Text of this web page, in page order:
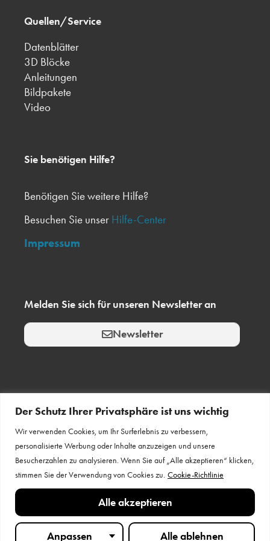
Der Schutz Ihrer Privatsphäre ist uns wichtig
Wir verwenden Cookies, um Ihr Surferlebnis zu verbessern,
personalisierte Werbung oder Inhalte anzuzeigen und unsere
Besucherzahlen zu analysieren. Wenn Sie auf „Alle akzeptieren“ klicken,
stimmen Sie der Verwendung von Cookies zu. Cookie-Richtlinie
Anpassen Alle ablehnen
Alle akzeptieren
Quellen/Service
Datenblätter
3D Blöcke
Anleitungen
Bildpakete
Video
Sie benötigen Hilfe?
Benötigen Sie weitere Hilfe?
Besuchen Sie unser Hilfe-Center
Impressum
Melden Sie sich für unseren Newsletter an
Newsletter